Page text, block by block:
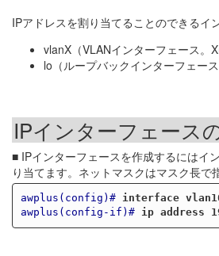
IPアドレスを割り当てることのできるイ
vlanX（VLANインターフェース。X
lo（ループバックインターフェース
IPインターフェース
■ IPインターフェースを作成するにはイ
り当てます。ネットマスクはマスク長で
awplus(config)# interface
awplus(config-if)#
ip address